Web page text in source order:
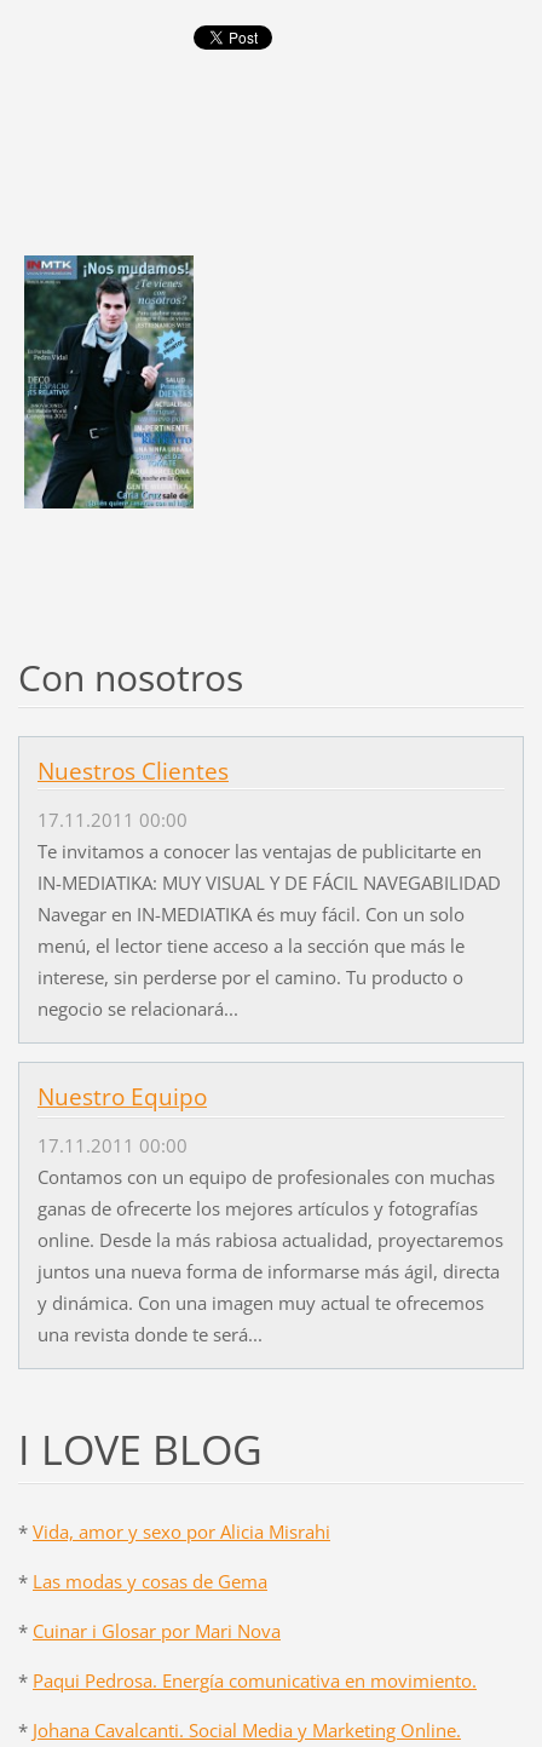
Con nosotros
Nuestros Clientes
17.11.2011 00:00
Te invitamos a conocer las ventajas de publicitarte en
IN-MEDIATIKA: MUY VISUAL Y DE FÁCIL NAVEGABILIDAD
Navegar en IN-MEDIATIKA és muy fácil. Con un solo
menú, el lector tiene acceso a la sección que más le
interese, sin perderse por el camino. Tu producto o
negocio se relacionará...
Nuestro Equipo
17.11.2011 00:00
Contamos con un equipo de profesionales con muchas
ganas de ofrecerte los mejores artículos y fotografías
online. Desde la más rabiosa actualidad, proyectaremos
juntos una nueva forma de informarse más ágil, directa
y dinámica. Con una imagen muy actual te ofrecemos
una revista donde te será...
I LOVE BLOG
* Vida, amor y sexo por Alicia Misrahi
* Las modas y cosas de Gema
* Cuinar i Glosar por Mari Nova
* Paqui Pedrosa. Energía comunicativa en movimiento.
* Johana Cavalcanti. Social Media y Marketing Online.